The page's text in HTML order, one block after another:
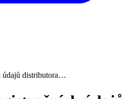
údajů distributora…